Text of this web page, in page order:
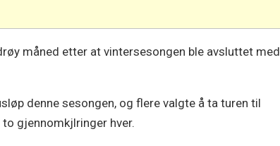
måned etter at vintersesongen ble avsluttet med
denne sesongen, og flere valgte å ta turen til
gjennomkjlringer hver.